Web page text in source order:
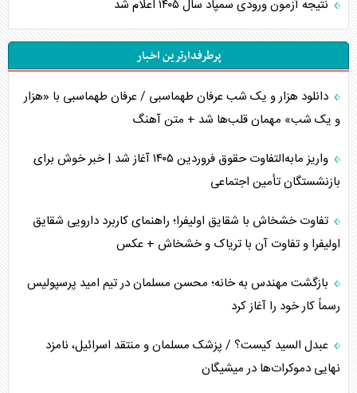
نتیجه آزمون ورودی سمپاد سال ۱۴۰۵ اعلام شد
پرطرفدارترین اخبار
دانلود هزار و یک شب عرفان طهماسبی / عرفان طهماسبی با «هزار
و یک شب» مهمان قلب‌ها شد + متن آهنگ
واریز مابه‌التفاوت حقوق فروردین ۱۴۰۵ آغاز شد | خبر خوش برای
بازنشستگان تأمین اجتماعی
تفاوت خشخاش با شقایق اولیفرا؛ راهنمای کاربرد دارویی شقایق
اولیفرا و تفاوت آن با تریاک و خشخاش + عکس
بازگشت مهندس به خانه؛ محسن مسلمان در تیم امید پرسپولیس
رسماً کار خود را آغاز کرد
عبدل السید کیست؟ / پزشک مسلمان و منتقد اسرائیل، نامزد
نهایی دموکرات‌ها در میشیگان